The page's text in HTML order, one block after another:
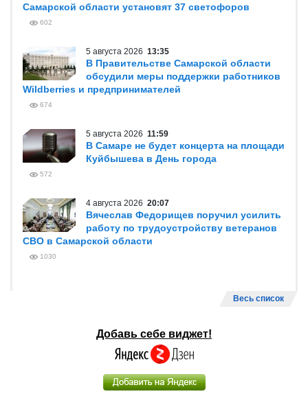
Самарской области установят 37 светофоров
602
5 августа 2026 13:35
В Правительстве Самарской области
обсудили меры поддержки работников
Wildberries и предпринимателей
674
5 августа 2026 11:59
В Самаре не будет концерта на площади
Куйбышева в День города
572
4 августа 2026 20:07
Вячеслав Федорищев поручил усилить
работу по трудоустройству ветеранов
СВО в Самарской области
1030
Весь список
Добавь себе виджет!